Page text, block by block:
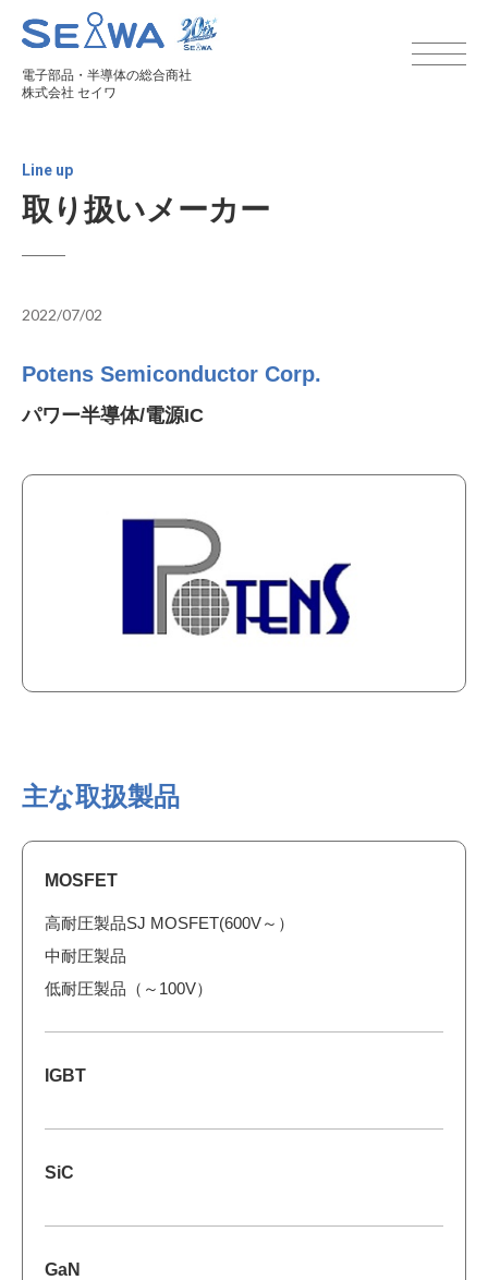
電子部品・半導体の総合商社
株式会社 セイワ
Line up
取り扱いメーカー
2022/07/02
Potens Semiconductor Corp.
パワー半導体/電源IC
主な取扱製品
MOSFET
高耐圧製品SJ MOSFET(600V～）
中耐圧製品
低耐圧製品（～100V）
IGBT
SiC
GaN